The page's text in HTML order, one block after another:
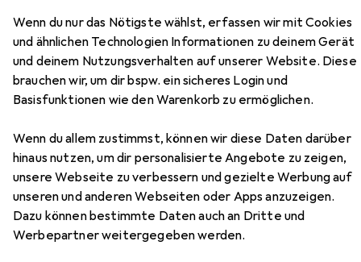
Wenn du nur das Nötigste wählst, erfassen wir mit Cookies
und ähnlichen Technologien Informationen zu deinem Gerät
und deinem Nutzungsverhalten auf unserer Website. Diese
brauchen wir, um dir bspw. ein sicheres Login und
Basisfunktionen wie den Warenkorb zu ermöglichen.
Wenn du allem zustimmst, können wir diese Daten darüber
hinaus nutzen, um dir personalisierte Angebote zu zeigen,
unsere Webseite zu verbessern und gezielte Werbung auf
unseren und anderen Webseiten oder Apps anzuzeigen.
Dazu können bestimmte Daten auch an Dritte und
Werbepartner weitergegeben werden.
EUR
80,94
Albatros
Lift Blue Impulse
6 Grössen
Zubehör für Albatros Lift Blue
Impulse
Hier findest du passendes Zubehör zum Produkt Albatros
Lift Blue Impulse aus der Kategorie Sohlen.
Relevanz